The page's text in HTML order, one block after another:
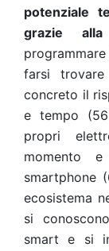
potenziale
grazie alla
farsi
concreto il
e tempo
propri
momento
smartphone
ecosistema
si
smart e si